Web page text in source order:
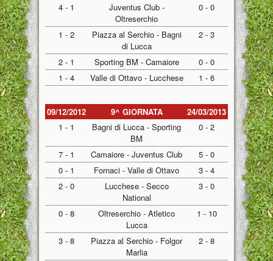
4 - 1
Juventus Club -
Oltreserchio
0 - 0
1 - 2
Piazza al Serchio - Bagni
di Lucca
2 - 3
2 - 1 Sporting BM - Camaiore
0 - 0
1 - 4
Valle di Ottavo - Lucchese 1 - 6
09/12/2012 9^ GIORNATA
24/03/2013
1 - 1
Bagni di Lucca - Sporting
BM
0 - 2
7 - 1 Camaiore - Juventus Club
5 - 0
0 - 1
Fornaci - Valle di Ottavo
3 - 4
2 - 0
Lucchese - Secco
National
3 - 0
0 - 8
Oltreserchio - Atletico
Lucca
1 - 10
3 - 8
Piazza al Serchio - Folgor
Marlia
2 - 8